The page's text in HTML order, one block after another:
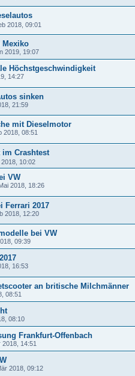
2018, 09:01
Mexiko
2019, 19:07
Höchstgeschwindigkeit
14:27
sinken
21:59
mit Dieselmotor
2018, 08:51
im Crashtest
10:02
VW
2018, 18:26
Ferrari 2017
2018, 12:20
bei VW
09:39
16:53
an britische Milchmänner
08:51
08:10
Frankfurt-Offenbach
2018, 14:51
2018, 09:12